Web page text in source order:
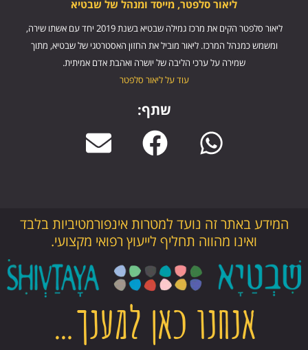
ליאור סלפטר, מייסד ומנהל של שבטיא
ליאור סלפטר הקים את מרכז גמילה שבטיא בשנת 2019 יחד עם אשתו שירה,
ומשמש כמנהל המרכז. ליאור מוביל את החזון האסטרטגי של שבטיא, מתוך
שמירה על ערכי הליבה של יושרה ואהבת אדם אמיתית.
עוד על ליאור סלפטר
שתף:
המידע באתר זה נועד למטרות אינפורמטיביות בלבד
ואינו מהווה תחליף לייעוץ רפואי מקצועי.
אנחנו כאן למענך…